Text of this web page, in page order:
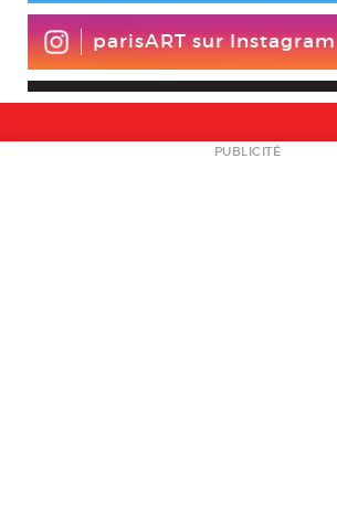
parisART sur Instagram
NEWSLETTER
PUBLICITÉ